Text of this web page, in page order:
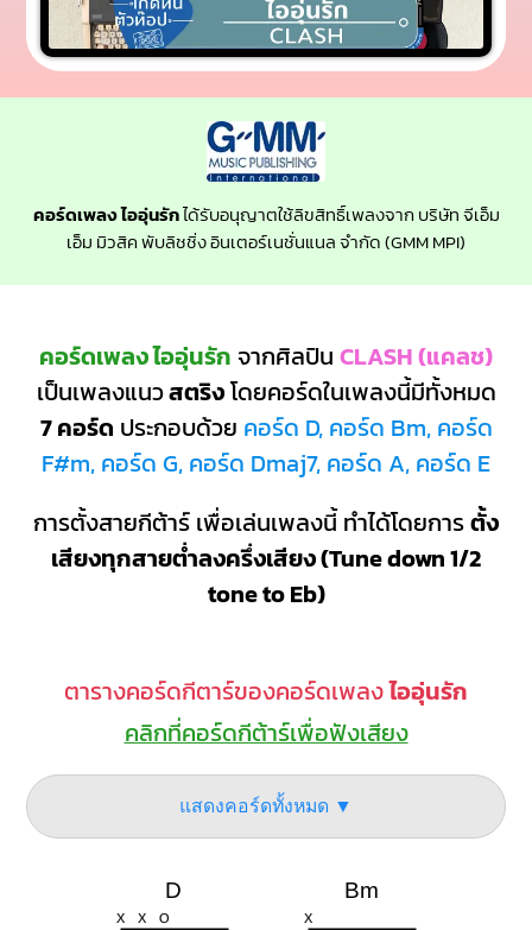
คอร์ดเพลง ไออุ่นรักได้รับอนุญาตใช้ลิขสิทธิ์เพลงจาก บริษัท จีเอ็ม
เอ็ม มิวสิค พับลิชชิ่ง อินเตอร์เนชั่นแนล จำกัด (GMM MPI)
คอร์ดเพลง ไออุ่นรัก จากศิลปิน CLASH (แคลช)
เป็นเพลงแนวสตริงโดยคอร์ดในเพลงนี้มีทั้งหมด
7 คอร์ด ประกอบด้วย คอร์ด D, คอร์ด Bm, คอร์ด
F#m, คอร์ด G, คอร์ด Dmaj7, คอร์ด A, คอร์ด E
การตั้งสายกีต้าร์ เพื่อเล่นเพลงนี้ ทำได้โดยการตั้ง
เสียงทุกสายต่ำลงครึ่งเสียง (Tune down 1/2
tone to Eb)
ตารางคอร์ดกีตาร์ของคอร์ดเพลงไออุ่นรัก
คลิกที่คอร์ดกีต้าร์เพื่อฟังเสียง
แสดงคอร์ดทั้งหมด ▼
D
X X O
Bm
X